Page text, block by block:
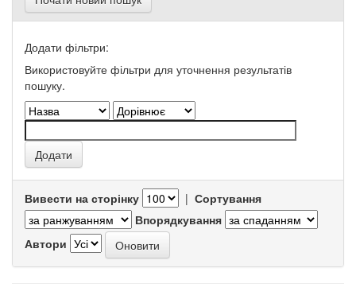
Додати фільтри:
Використовуйте фільтри для уточнення результатів
пошуку.
Вивести на сторінку | Сортування
Впорядкування
Автори